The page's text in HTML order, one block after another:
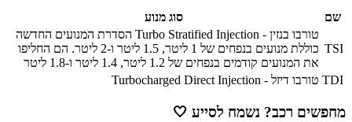
שם סוג מנוע
TSI
טורבו בנזין - Turbo Stratified Injection הסדרת המנועים החדשה
כוללת מנועים בנפחים של 1 ליטר, 1.5 ליטר ו-2 ליטר. הם החליפו
את המנועים קודמים בנפחים של 1.2 ליטר, 1.4 ליטר ו-1.8 ליטר
TDI טורבו דיזל - Turbocharged Direct Injection
מחפשים רכב? נשמח לסייע 🤍